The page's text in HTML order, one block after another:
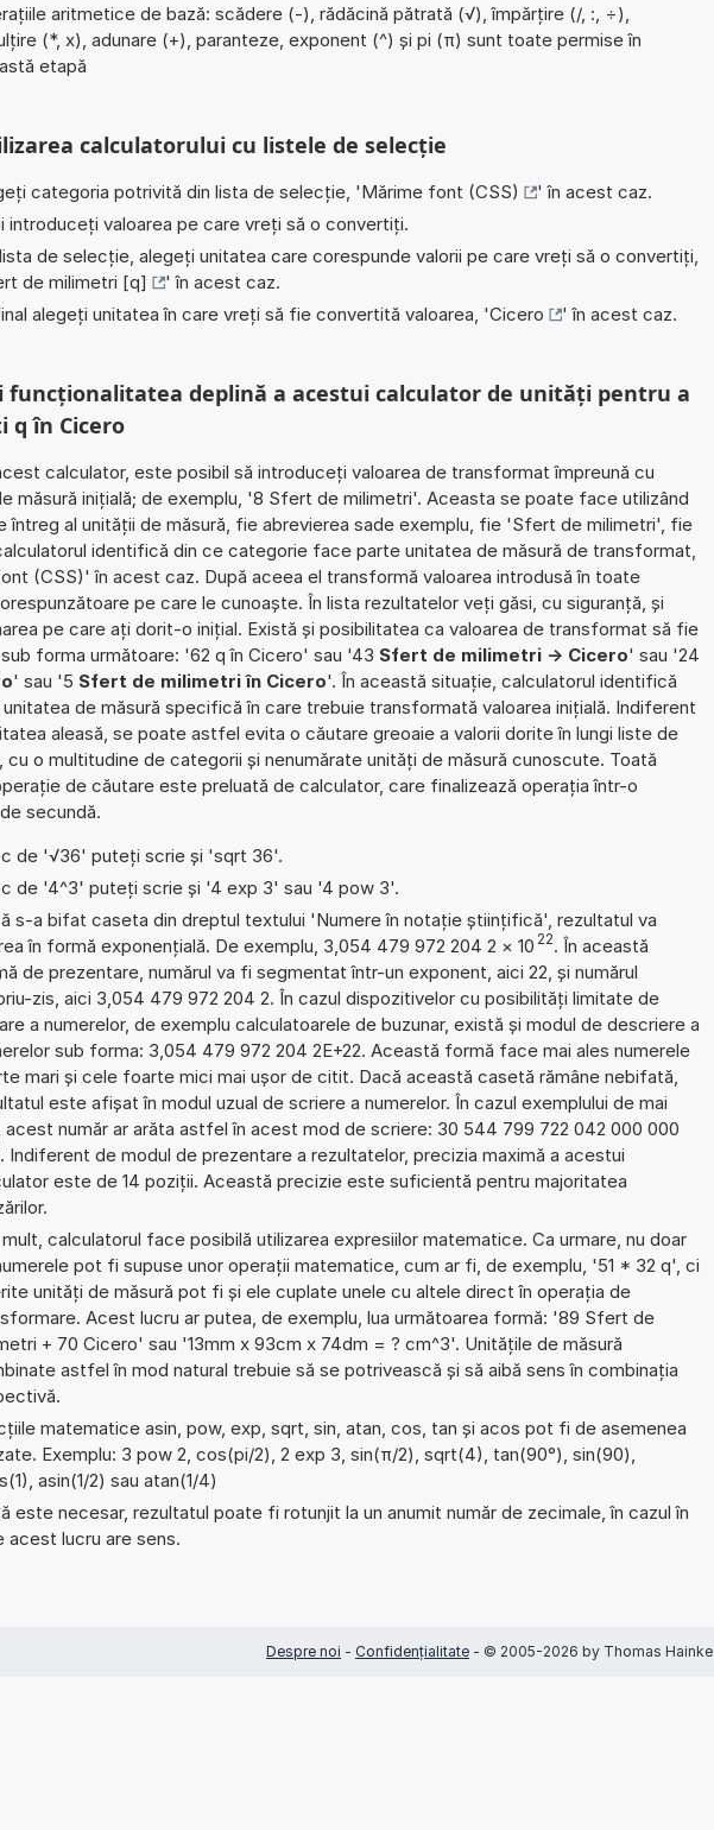
aritmetice de bază: scădere (-), rădăcină pătrată (√), împărțire (/, :, ÷),
(*, x), adunare (+), paranteze, exponent (^) și pi (π) sunt toate permise în
etapă
calculatorului cu listele de selecție
categoria potrivită din lista de selecție, 'Mărime font (CSS)
' în acest caz.
introduceți valoarea pe care vreți să o convertiți.
de selecție, alegeți unitatea care corespunde valorii pe care vreți să o convertiți,
de milimetri [q]
' în acest caz.
alegeți unitatea în care vreți să fie convertită valoarea, 'Cicero ' în acest caz.
funcționalitatea deplină a acestui calculator de unități pentru a
q în Cicero
calculator, este posibil să introduceți valoarea de transformat împreună cu
măsură inițială; de exemplu, '8 Sfert de milimetri'. Aceasta se poate face utilizând
întreg al unității de măsură, fie abrevierea sade exemplu, fie 'Sfert de milimetri', fie
identifică din ce categorie face parte unitatea de măsură de transformat,
(CSS)' în acest caz. După aceea el transformă valoarea introdusă în toate
pe care le cunoaște. În lista rezultatelor veți găsi, cu siguranță, și
pe care ați dorit-o inițial. Există și posibilitatea ca valoarea de transformat să fie
forma următoare: '62 q în Cicero' sau '43 Sfert de milimetri -> Cicero' sau '24
' sau '5 Sfert de milimetri în Cicero'. În această situație, calculatorul identifică
de măsură specifică în care trebuie transformată valoarea inițială. Indiferent
aleasă, se poate astfel evita o căutare greoaie a valorii dorite în lungi liste de
cu o multitudine de categorii și nenumărate unități de măsură cunoscute. Toată
de căutare este preluată de calculator, care finalizează operația într-o
secundă.
de '√36' puteți scrie și 'sqrt 36'.
de '4^3' puteți scrie și '4 exp 3' sau '4 pow 3'.
s-a bifat caseta din dreptul textului 'Numere în notație științifică', rezultatul va
în formă exponențială. De exemplu, 3,054 479 972 204 2 × 10 22. În această
de prezentare, numărul va fi segmentat într-un exponent, aici 22, și numărul
zis, aici 3,054 479 972 204 2. În cazul dispozitivelor cu posibilități limitate de
a numerelor, de exemplu calculatoarele de buzunar, există și modul de descriere a
sub forma: 3,054 479 972 204 2E+22. Această formă face mai ales numerele
mari și cele foarte mici mai ușor de citit. Dacă această casetă rămâne nebifată,
este afișat în modul uzual de scriere a numerelor. În cazul exemplului de mai
acest număr ar arăta astfel în acest mod de scriere: 30 544 799 722 042 000 000
Indiferent de modul de prezentare a rezultatelor, precizia maximă a acestui
este de 14 poziții. Această precizie este suficientă pentru majoritatea
calculatorul face posibilă utilizarea expresiilor matematice. Ca urmare, nu doar
pot fi supuse unor operații matematice, cum ar fi, de exemplu, '51 * 32 q', ci
unități de măsură pot fi și ele cuplate unele cu altele direct în operația de
Acest lucru ar putea, de exemplu, lua următoarea formă: '89 Sfert de
+ 70 Cicero' sau '13mm x 93cm x 74dm = ? cm^3'. Unitățile de măsură
astfel în mod natural trebuie să se potrivească și să aibă sens în combinația
matematice asin, pow, exp, sqrt, sin, atan, cos, tan și acos pot fi de asemenea
Exemplu: 3 pow 2, cos(pi/2), 2 exp 3, sin(π/2), sqrt(4), tan(90°), sin(90),
asin(1/2) sau atan(1/4)
este necesar, rezultatul poate fi rotunjit la un anumit număr de zecimale, în cazul în
acest lucru are sens.
Despre noi - Confidențialitate - © 2005-2026 by Thomas Hainke